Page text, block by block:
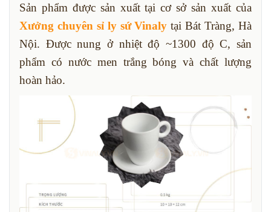
Sản phẩm được sản xuất tại cơ sở sản xuất của
Xưởng chuyên sỉ ly sứ Vinaly tại Bát Tràng, Hà
Nội. Được nung ở nhiệt độ ~1300 độ C, sản
phẩm có nước men trắng bóng và chất lượng
hoàn hảo.